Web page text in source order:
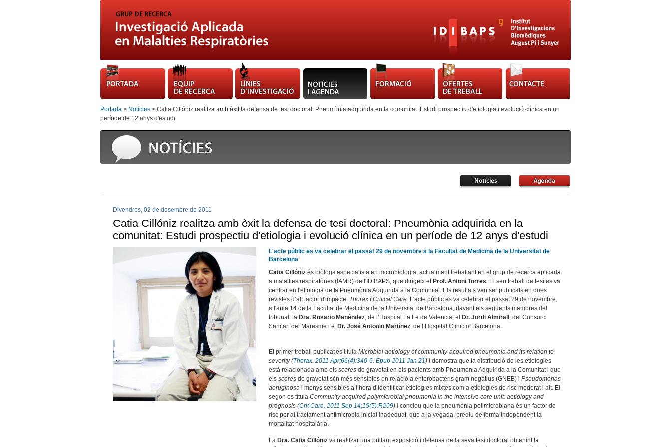
Portada > Notícies > Catia Cillóniz realitza amb èxit la defensa de tesi doctoral: Pneumònia adquirida en la comunitat: Estudi prospectiu d'etiologia i evolució clínica en un
període de 12 anys d'estudi
Divendres, 02 de desembre de 2011
Catia Cillóniz realitza amb èxit la defensa de tesi doctoral: Pneumònia adquirida en la
comunitat: Estudi prospectiu d'etiologia i evolució clínica en un període de 12 anys d'estudi
L'acte públic es va celebrar el passat 29 de novembre a la Facultat de Medicina de la Universitat de
Barcelona
Catia Cillóniz és biòloga especialista en microbiologia, actualment treballant en el grup de recerca aplicada
a malalties respiratòries (IAMR) de l'IDIBAPS, que dirigeix el Prof. Antoni Torres . El seu treball de tesi es va
centrar en l'etiologia de la Pneumònia Adquirida a la Comunitat. Els resultats van ser publicats en dues
revistes d’alt factor d'impacte: Thorax i Critical Care . L'acte públic es va celebrar el passat 29 de novembre,
a l'aula 14 de la Facultat de Medicina de la Universitat de Barcelona, davant els següents membres del
tribunal: la Dra. Rosario Menéndez , de l’Hospital La Fe de Valencia, el Dr. Jordi Almirall , del Consorci
Sanitari del Maresme i el Dr. José Antonio Martínez , de l’Hospital Clinic of Barcelona.
El primer treball publicat es titula Microbial aetiology of community-acquired pneumonia and its relation to
severity (Thorax. 2011 Apr;66(4):340-6. Epub 2011 Jan 21 ) i demostra que la distribució de les etiologies
està relacionada amb els scores de gravetat en els pacients amb Pneumònia Adquirida a la Comunitat i que
els scores de gravetat són més sensibles en relació a enterobacteris gram negatius (GNEB) i Pseudomonas
aeruginosa i menys sensibles a l’hora d’identificar etiologies mixtes com a etiologies de risc moderat i alt. El
segon es titula Community acquired polymicrobial pneumonia in the intensive care unit: aetiology and
prognosis (Crit Care. 2011 Sep 14;15(5):R209) i conclou que la pneumònia polimicrobiana és un factor de
risc per al tractament antimicrobià inicial inadequat, que a la vegada, prediu de forma independent la
mortalitat hospitalària.
La Dra. Catia Cillóniz va realitzar una brillant exposició i defensa de la seva tesi doctoral obtenint la